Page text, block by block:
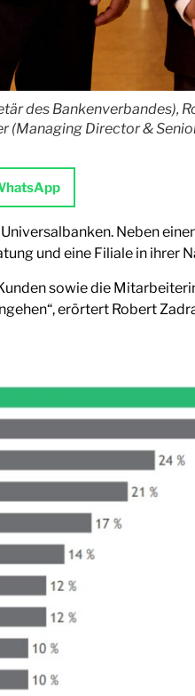
des Bankenverbandes),
(Managing Director &
Neben
und eine Filiale in ihrer
sowie die
erörtert Robert